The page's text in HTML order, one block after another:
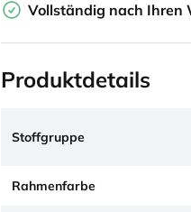
Vollständig nach Ihren
Produktdetails
Stoffgruppe
Rahmenfarbe